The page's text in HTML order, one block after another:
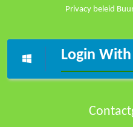
Privacy beleid
Login